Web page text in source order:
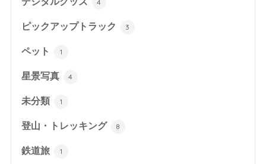
4
ピックアップトラック 3
ペット 1
星景写真 4
未分類 1
登山・トレッキング 8
鉄道旅 1